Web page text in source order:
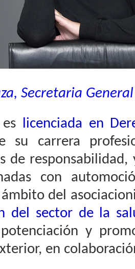
Secretaria
es licenciada en
su carrera
de
con
del
del sector de la
y
en